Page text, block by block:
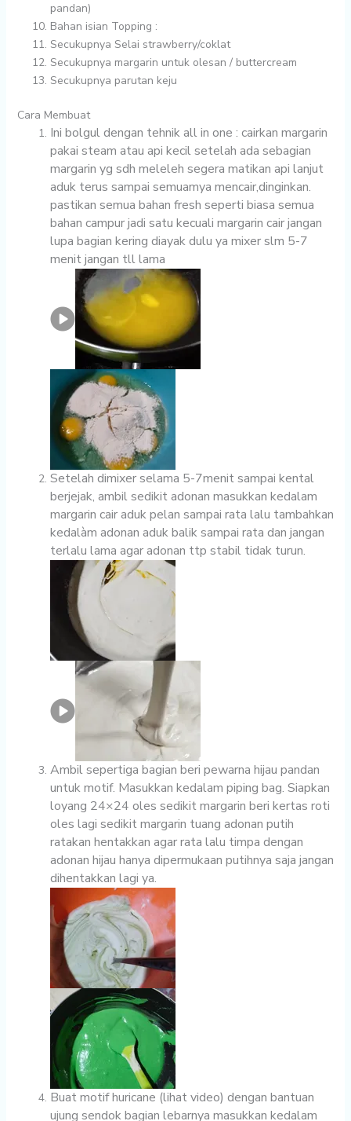
pandan)
Bahan isian Topping :
Secukupnya Selai strawberry/coklat
Secukupnya margarin untuk olesan / buttercream
Secukupnya parutan keju
Cara Membuat
Ini bolgul dengan tehnik all in one : cairkan margarin
pakai steam atau api kecil setelah ada sebagian
margarin yg sdh meleleh segera matikan api lanjut
aduk terus sampai semuamya mencair,dinginkan.
pastikan semua bahan fresh seperti biasa semua
bahan campur jadi satu kecuali margarin cair jangan
lupa bagian kering diayak dulu ya mixer slm 5-7
menit jangan tll lama
Setelah dimixer selama 5-7menit sampai kental
berjejak, ambil sedikit adonan masukkan kedalam
margarin cair aduk pelan sampai rata lalu tambahkan
kedalàm adonan aduk balik sampai rata dan jangan
terlalu lama agar adonan ttp stabil tidak turun.
Ambil sepertiga bagian beri pewarna hijau pandan
untuk motif. Masukkan kedalam piping bag. Siapkan
loyang 24×24 oles sedikit margarin beri kertas roti
oles lagi sedikit margarin tuang adonan putih
ratakan hentakkan agar rata lalu timpa dengan
adonan hijau hanya dipermukaan putihnya saja jangan
dihentakkan lagi ya.
Buat motif huricane (lihat video) dengan bantuan
ujung sendok bagian lebarnya masukkan kedalam